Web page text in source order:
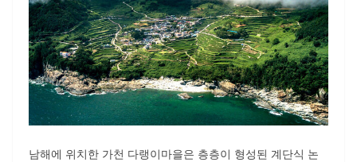
남해에 위치한 가천 다랭이마을은 층층이 형성된 계단식 논